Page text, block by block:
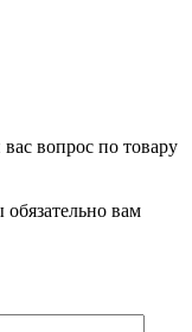
вопрос по товару
вам